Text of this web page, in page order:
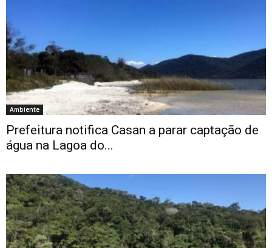
Ambiente
Prefeitura notifica Casan a parar captação de
água na Lagoa do...